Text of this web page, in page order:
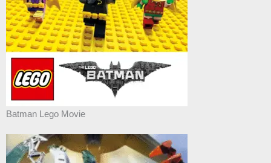
Batman Lego Movie